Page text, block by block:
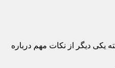
یکی دیگر از نکات مهم درباره